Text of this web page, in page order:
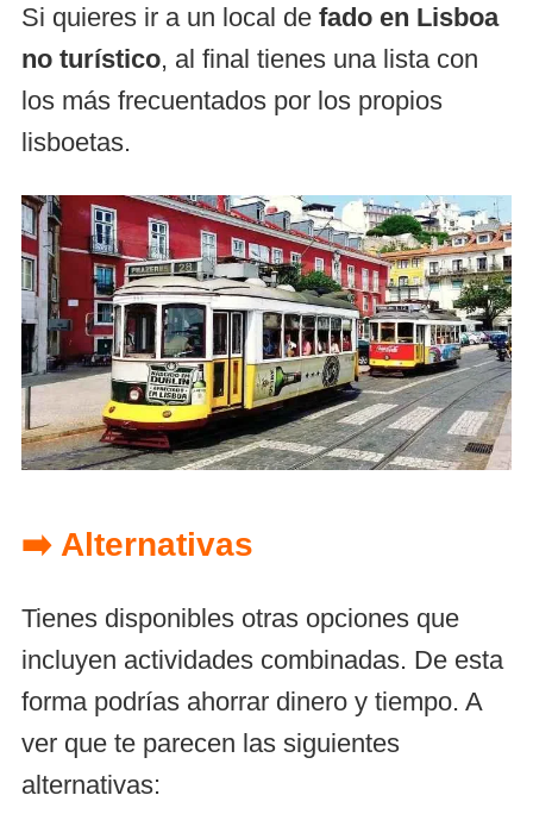
Si quieres ir a un local de fado en Lisboa
no turístico, al final tienes una lista con
los más frecuentados por los propios
lisboetas.
➡️ Alternativas
Tienes disponibles otras opciones que
incluyen actividades combinadas. De esta
forma podrías ahorrar dinero y tiempo. A
ver que te parecen las siguientes
alternativas: